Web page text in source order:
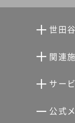
世田
分館
関連
世田
サー
せ
公式